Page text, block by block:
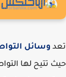
وسائل التواصل
تتيح لها